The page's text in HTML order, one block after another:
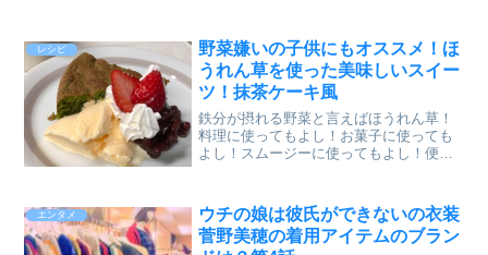
に作ってみました！この記事ではその手
順を写真付きでご紹介し...
レシピ
野菜嫌いの子供にもオススメ！ほ
うれん草を使った美味しいスイー
ツ！抹茶ケーキ風
鉄分が摂れる野菜と言えばほうれん草！
料理に使ってもよし！お菓子に使っても
よし！スムージーに使ってもよし！便利
ほうれん草のしっとりケーキです。添加
物不使用の安心ケーキ。ゆ...
エンタメ
ウチの娘は彼氏ができないの衣装
菅野美穂の着用アイテムのブラン